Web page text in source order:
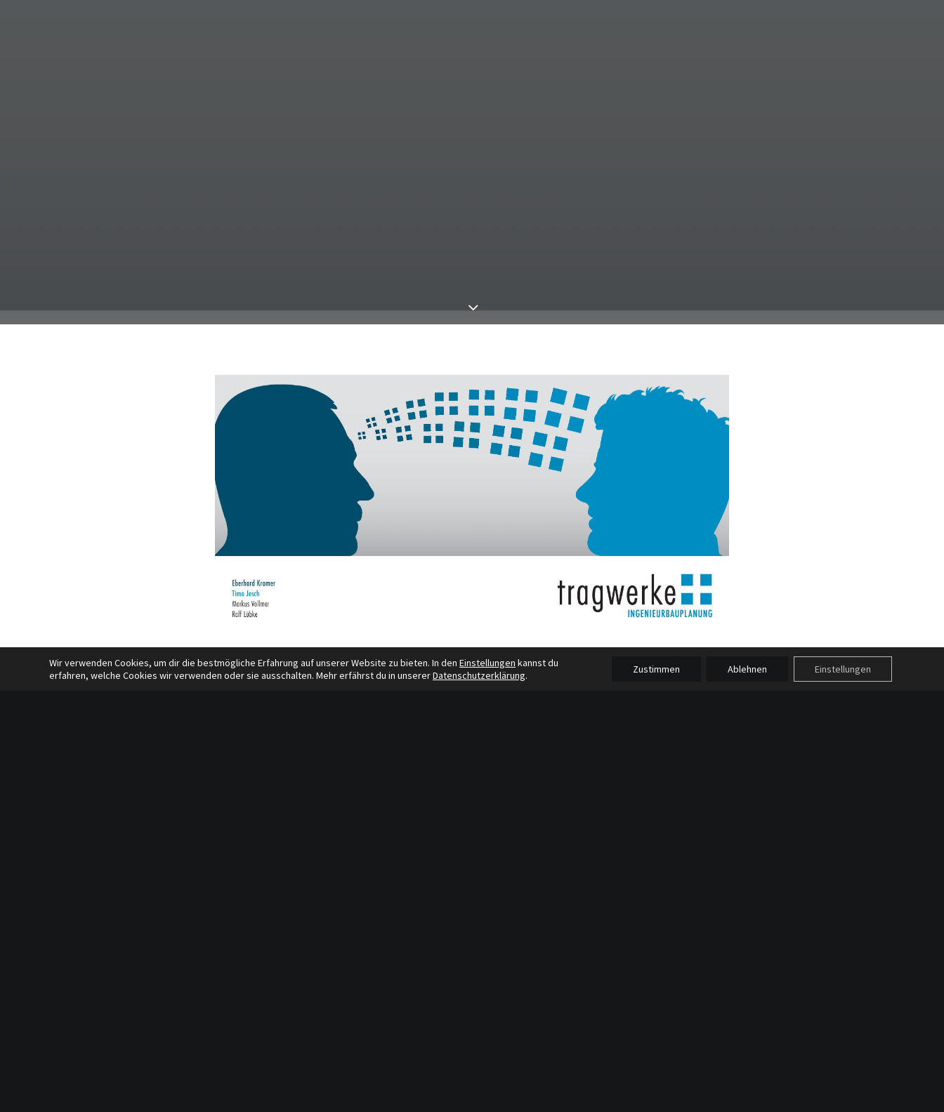
Wir verwenden Cookies, um dir die bestmögliche Erfahrung auf unserer Website zu bieten. In den Einstellungen kannst du
erfahren, welche Cookies wir verwenden oder sie ausschalten. Mehr erfährst du in unsererDatenschutzerklärung. Zustimmen Ablehnen Einstellungen